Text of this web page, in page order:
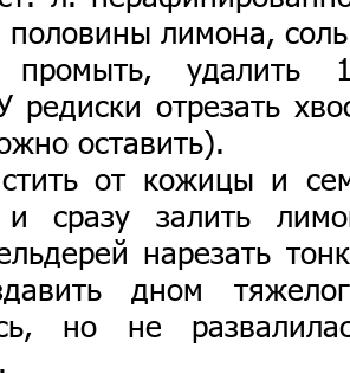
половины лимона,
промыть,
редиски отрезать
оставить).
от кожицы и
и сразу залить
нарезать
дном
но не